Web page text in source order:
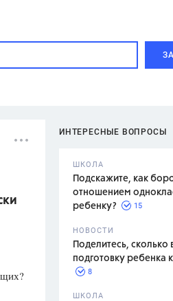
ИНТЕРЕСНЫЕ ВОПРОСЫ
ШКОЛА
Подскажите, как
отношением
ребенку?
15
НОВОСТИ
Поделитесь, сколько
подготовку ребенка
8
ШКОЛА